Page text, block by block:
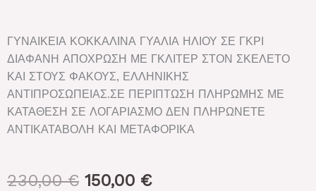
ΓΥΝΑΙΚΕΙΑ ΚΟΚΚΑΛΙΝΑ ΓΥΑΛΙΑ ΗΛΙΟΥ ΣΕ ΓΚΡΙ
ΔΙΑΦΑΝΗ ΑΠΟΧΡΩΣΗ ΜΕ ΓΚΛΙΤΕΡ ΣΤΟΝ ΣΚΕΛΕΤΟ
ΚΑΙ ΣΤΟΥΣ ΦΑΚΟΥΣ, ΕΛΛΗΝΙΚΗΣ
ΑΝΤΙΠΡΟΣΩΠΕΙΑΣ.ΣΕ ΠΕΡΙΠΤΩΣΗ ΠΛΗΡΩΜΗΣ ΜΕ
ΚΑΤΑΘΕΣΗ ΣΕ ΛΟΓΑΡΙΑΣΜΟ ΔΕΝ ΠΛΗΡΩΝΕΤΕ
ΑΝΤΙΚΑΤΑΒΟΛΗ ΚΑΙ ΜΕΤΑΦΟΡΙΚΑ
230,00€ Original
150,00 €Η